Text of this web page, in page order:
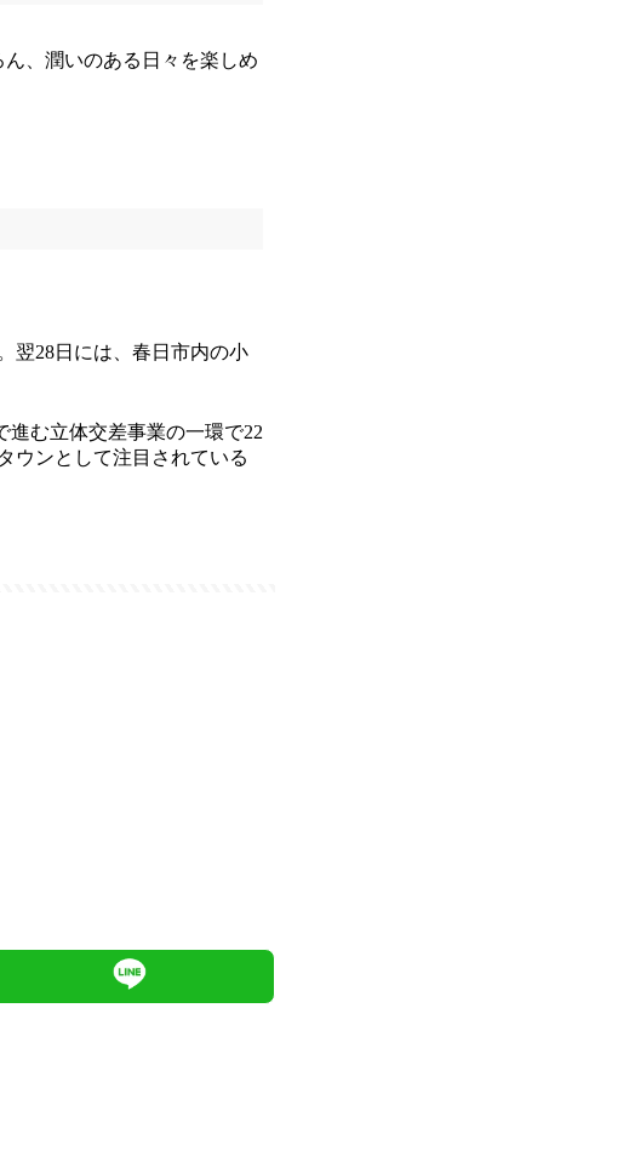
、潤いのある日々を楽しめ
翌28日には、春日市内の小
む立体交差事業の一環で22
ウンとして注目されている